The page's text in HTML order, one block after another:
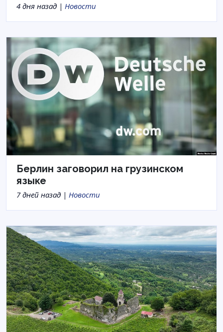
4 дня назад | Новости
Берлин заговорил на грузинском
языке
7 дней назад | Новости